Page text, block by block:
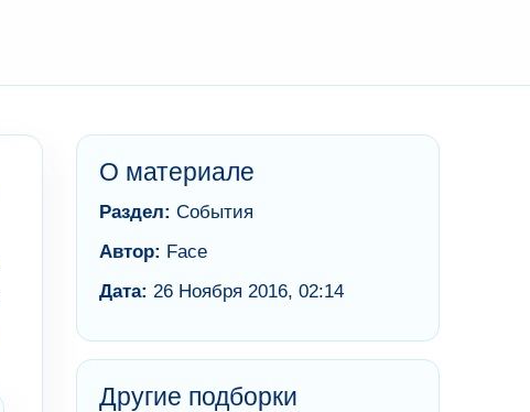
О материале
Раздел: События
Автор: Face
Дата: 26 Ноября 2016, 02:14
Другие подборки